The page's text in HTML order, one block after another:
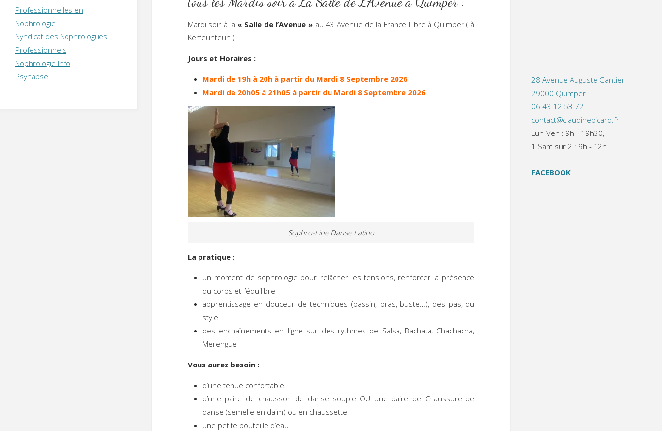
Mardi soir à la « Salle de l’Avenue » au 43 Avenue de la France Libre à Quimper ( à
Kerfeunteun )
Jours et Horaires :
Mardi de 19h à 20h à partir du Mardi 8 Septembre 2026
Mardi de 20h05 à 21h05 à partir du Mardi 8 Septembre 2026
Sophro-Line Danse Latino
La pratique :
un moment de sophrologie pour relâcher les tensions, renforcer la présence
du corps et l’équilibre
apprentissage en douceur de techniques (bassin, bras, buste…), des pas, du
style
des enchaînements en ligne sur des rythmes de Salsa, Bachata, Chachacha,
Merengue
Vous aurez besoin :
d’une tenue confortable
d’une paire de chausson de danse souple OU une paire de Chaussure de
danse (semelle en daim) ou en chaussette
une petite bouteille d’eau
Professionnelles en
Sophrologie
Syndicat des Sophrologues
Professionnels
Sophrologie Info
Psynapse
28 Avenue Auguste Gantier
29000 Quimper
06 43 12 53 72
contact@claudinepicard.fr
Lun-Ven : 9h - 19h30,
1 Sam sur 2 : 9h - 12h
FACEBOOK